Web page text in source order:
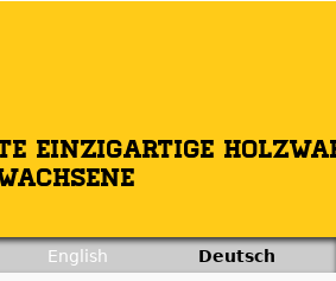
einzigartige
English Deutsch